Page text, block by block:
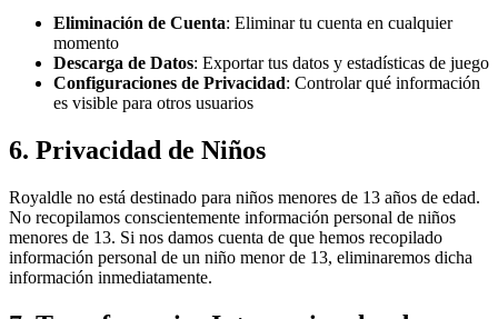
Eliminación de Cuenta: Eliminar tu cuenta en cualquier
momento
Descarga de Datos: Exportar tus datos y estadísticas de juego
Configuraciones de Privacidad: Controlar qué información
es visible para otros usuarios
6. Privacidad de Niños
Royaldle no está destinado para niños menores de 13 años de edad.
No recopilamos conscientemente información personal de niños
menores de 13. Si nos damos cuenta de que hemos recopilado
información personal de un niño menor de 13, eliminaremos dicha
información inmediatamente.